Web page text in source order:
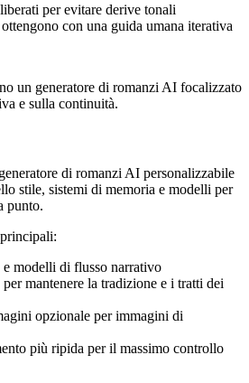
per evitare derive tonali
con una guida umana iterativa
un generatore di romanzi AI focalizzato
e sulla continuità.
di romanzi AI personalizzabile
stile, sistemi di memoria e modelli per
punto.
modelli di flusso narrativo
mantenere la tradizione e i tratti dei
opzionale per immagini di
più ripida per il massimo controllo